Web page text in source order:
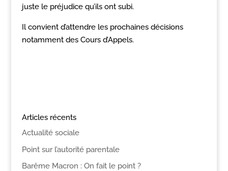
juste le préjudice qu’ils ont subi.
Il convient d’attendre les prochaines décisions
notamment des Cours d’Appels.
Articles récents
Actualité sociale
Point sur l’autorité parentale
Barême Macron : On fait le point ?